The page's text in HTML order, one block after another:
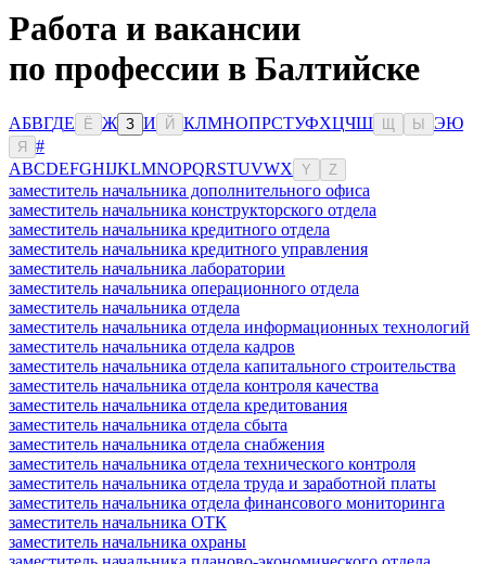
Работа и вакансии
по профессии в Балтийске
АБВГДЕ Ё Ж З И Й КЛМНОПРСТУФХЦЧШ Ы ЭЮ
Я
#
ABCDEFGHIJKLMNOPQRSTUVWX Y Z
заместитель начальника дополнительного офиса
заместитель начальника конструкторского отдела
заместитель начальника кредитного отдела
заместитель начальника кредитного управления
заместитель начальника лаборатории
заместитель начальника операционного отдела
заместитель начальника отдела
заместитель начальника отдела информационных технологий
заместитель начальника отдела кадров
заместитель начальника отдела капитального строительства
заместитель начальника отдела контроля качества
заместитель начальника отдела кредитования
заместитель начальника отдела сбыта
заместитель начальника отдела снабжения
заместитель начальника отдела технического контроля
заместитель начальника отдела труда и заработной платы
заместитель начальника отдела финансового мониторинга
заместитель начальника ОТК
заместитель начальника охраны